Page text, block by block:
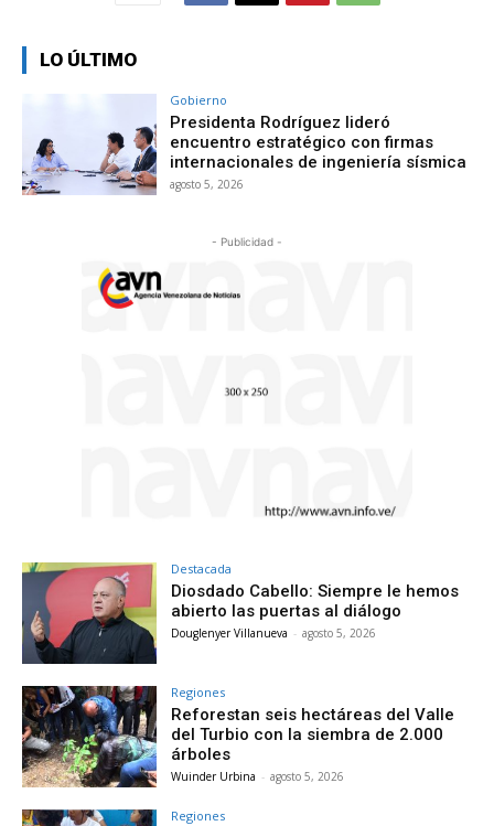
LO ÚLTIMO
Gobierno
Presidenta Rodríguez lideró
encuentro estratégico con firmas
internacionales de ingeniería sísmica
agosto 5, 2026
- Publicidad -
Destacada
Diosdado Cabello: Siempre le hemos
abierto las puertas al diálogo
Douglenyer Villanueva - agosto 5, 2026
Regiones
Reforestan seis hectáreas del Valle
del Turbio con la siembra de 2.000
árboles
Wuinder Urbina - agosto 5, 2026
Regiones